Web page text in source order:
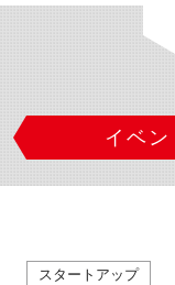
イベ
スタートアップ